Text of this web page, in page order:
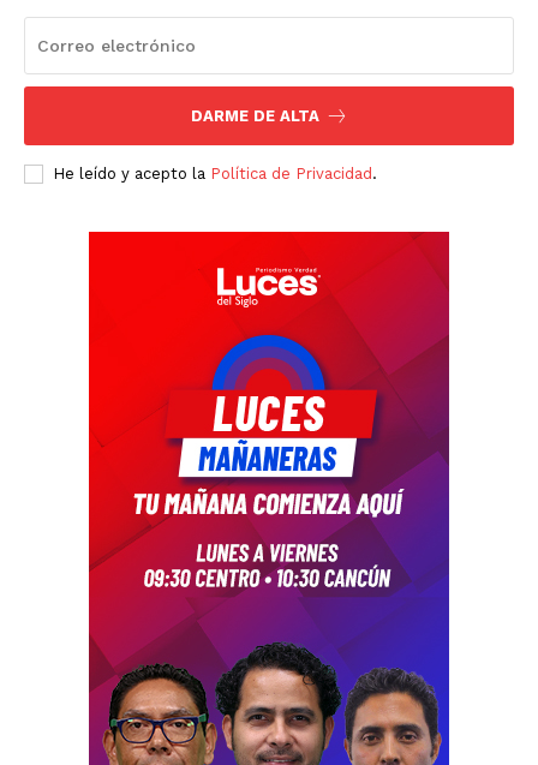
DARME DE ALTA
He leído y acepto la Política de Privacidad .